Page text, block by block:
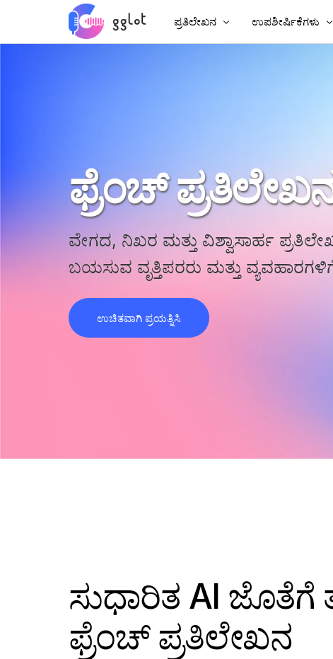
ಪ್ರತಿಲೇಖನ
ಪಠ್ಯಕ್ಕೆ ಆಡಿಯೋ
ಕಾರ್ಪೊರೇಟ್ ವಾಯ್ಸ್‌ಓವರ್
ಉಪಶೀರ್ಷಿಕೆಗಳು
ಉಪಶೀರ್ಷಿಕೆ
VTT ಸೃಷ್ಟಿಕರ್ತ
ಫ್ರೆಂಚ್
ವೇಗದ, ನಿಖರ ಮತ್ತು ವಿಶ್ವಾಸಾರ್ಹ
ಬಯಸುವ ವೃತ್ತಿಪರರು ಮತ್ತು
ಉಚಿತವಾಗಿ ಪ್ರಯತ್ನಿಸಿ
ಸುಧಾರಿತ AI
ಫ್ರೆಂಚ್ ಪ್ರತಿಲೇಖನ